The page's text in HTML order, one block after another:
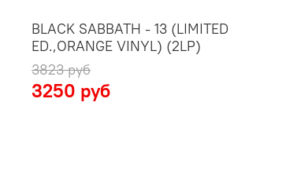
BLACK SABBATH - 13 (LIMITED
ED.,ORANGE VINYL) (2LP)
3823 руб
3250 руб